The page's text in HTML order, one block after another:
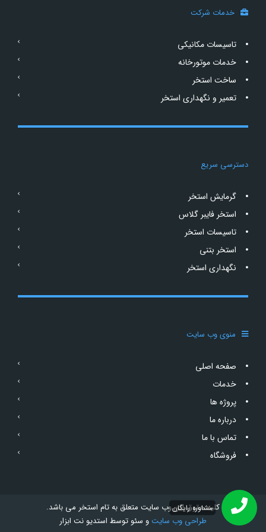
مشاوره رایگان
خدمات شرکت
تاسیسات مکانیکی
خدمات موتورخانه
ساخت استخر
تعمیر و نگهداری استخر
دسترسی سریع
گرمایش استخر
استخر فایبر گلاس
تاسیسات استخر
استخر بتنی
نگهداری استخر
منوی وب سایت
صفحه اصلی
خدمات
پروژه ها
درباره ما
تماس با ما
فروشگاه
کلیه حقوق این وب سایت متعلق به تام استخر می باشد.
طراحی وب سایت و سئو توسط استدیو نت ابزار